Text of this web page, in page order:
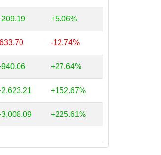
+5.06%
-12.74%
+27.64%
+152.67%
+225.61%